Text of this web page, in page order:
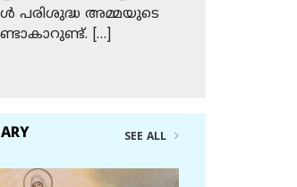
പരിശുദ്ധ അമ്മയുടെ
[…]
SEE ALL